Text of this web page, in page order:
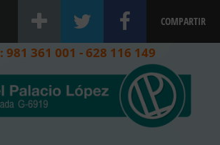
COMPARTIR
981 361 001 - 628 116 149